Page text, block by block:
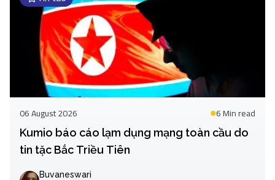
06 August 2026 6 Minread
Kumio báo cáo lạm dụng mạng toàn cầu do
tin tặc Bắc Triều Tiên
Buvaneswari